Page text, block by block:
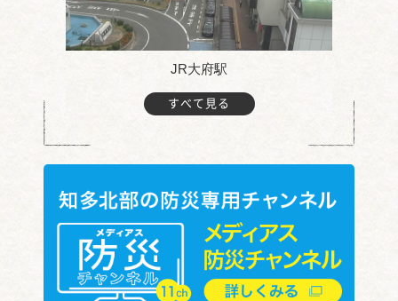
JR大府駅
すべて見る